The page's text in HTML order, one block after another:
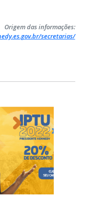
Origem das informações:
secretarias/